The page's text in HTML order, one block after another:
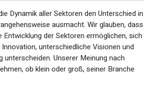
Dynamik aller Sektoren den Unterschied in
ausmacht. Wir glauben, dass
Entwicklung der Sektoren ermöglichen, sich
unterschiedliche Visionen und
unterscheiden. Unserer Meinung nach
ob klein oder groß, seiner Branche